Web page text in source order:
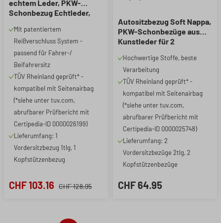
echtem Leder, PKW-
Schonbezug Echtleder,
schwarz, 1 Stück
Mit patentiertem
Reißverschluss System -
passend für Fahrer-/
Beifahrersitz
TÜV Rheinland geprüft* -
kompatibel mit Seitenairbag
(*siehe unter tuv.com,
abrufbarer Prüfbericht mit
Certipedia-ID 0000026199)
Lieferumfang: 1
Vordersitzbezug 1tlg, 1
Kopfstützenbezug
CHF 103.16 CHF 128.95
Autositzbezug Soft Nappa,
PKW-Schonbezüge aus
Kunstleder für 2
Hochwertige Stoffe, beste
Verarbeitung
TÜV Rheinland geprüft* -
kompatibel mit Seitenairbag
(*siehe unter tuv.com,
abrufbarer Prüfbericht mit
Certipedia-ID 0000025748)
Lieferumfang: 2
Vordersitzbezüge 2tlg, 2
Kopfstützenbezüge
CHF 64.95